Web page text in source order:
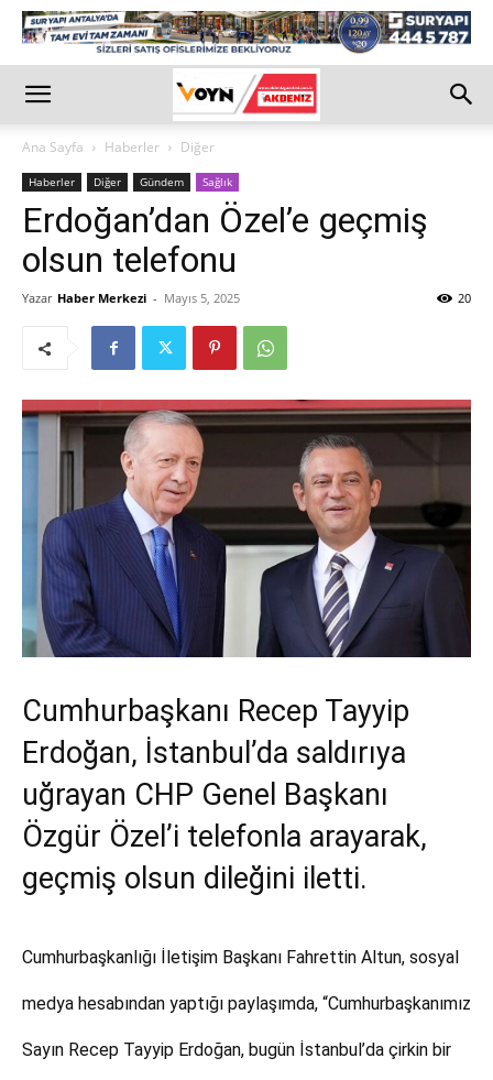
Ana Sayfa Haberler Diğer
Haberler Diğer Gündem Sağlık
Erdoğan’dan Özel’e geçmiş
olsun telefonu
Yazar Haber Merkezi - Mayıs 5, 2025 20
Cumhurbaşkanı Recep Tayyip
Erdoğan, İstanbul’da saldırıya
uğrayan CHP Genel Başkanı
Özgür Özel’i telefonla arayarak,
geçmiş olsun dileğini iletti.
Cumhurbaşkanlığı İletişim Başkanı Fahrettin Altun, sosyal
medya hesabından yaptığı paylaşımda, “Cumhurbaşkanımız
Sayın Recep Tayyip Erdoğan, bugün İstanbul’da çirkin bir